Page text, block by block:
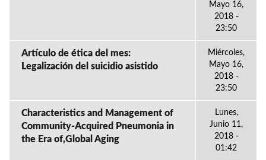
Mayo 16,
2018 -
23:50
Artículo de ética del mes:
Legalización del suicidio asistido
Miércoles,
Mayo 16,
2018 -
23:50
Characteristics and Management of
Community-Acquired Pneumonia in
the Era of,Global Aging
Lunes,
Junio 11,
2018 -
01:42